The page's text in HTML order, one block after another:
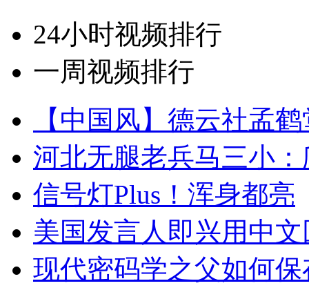
24小时视频排行
一周视频排行
【中国风】德云社孟
河北无腿老兵马三小
信号灯Plus！浑身都亮
美国发言人即兴用中
现代密码学之父如何